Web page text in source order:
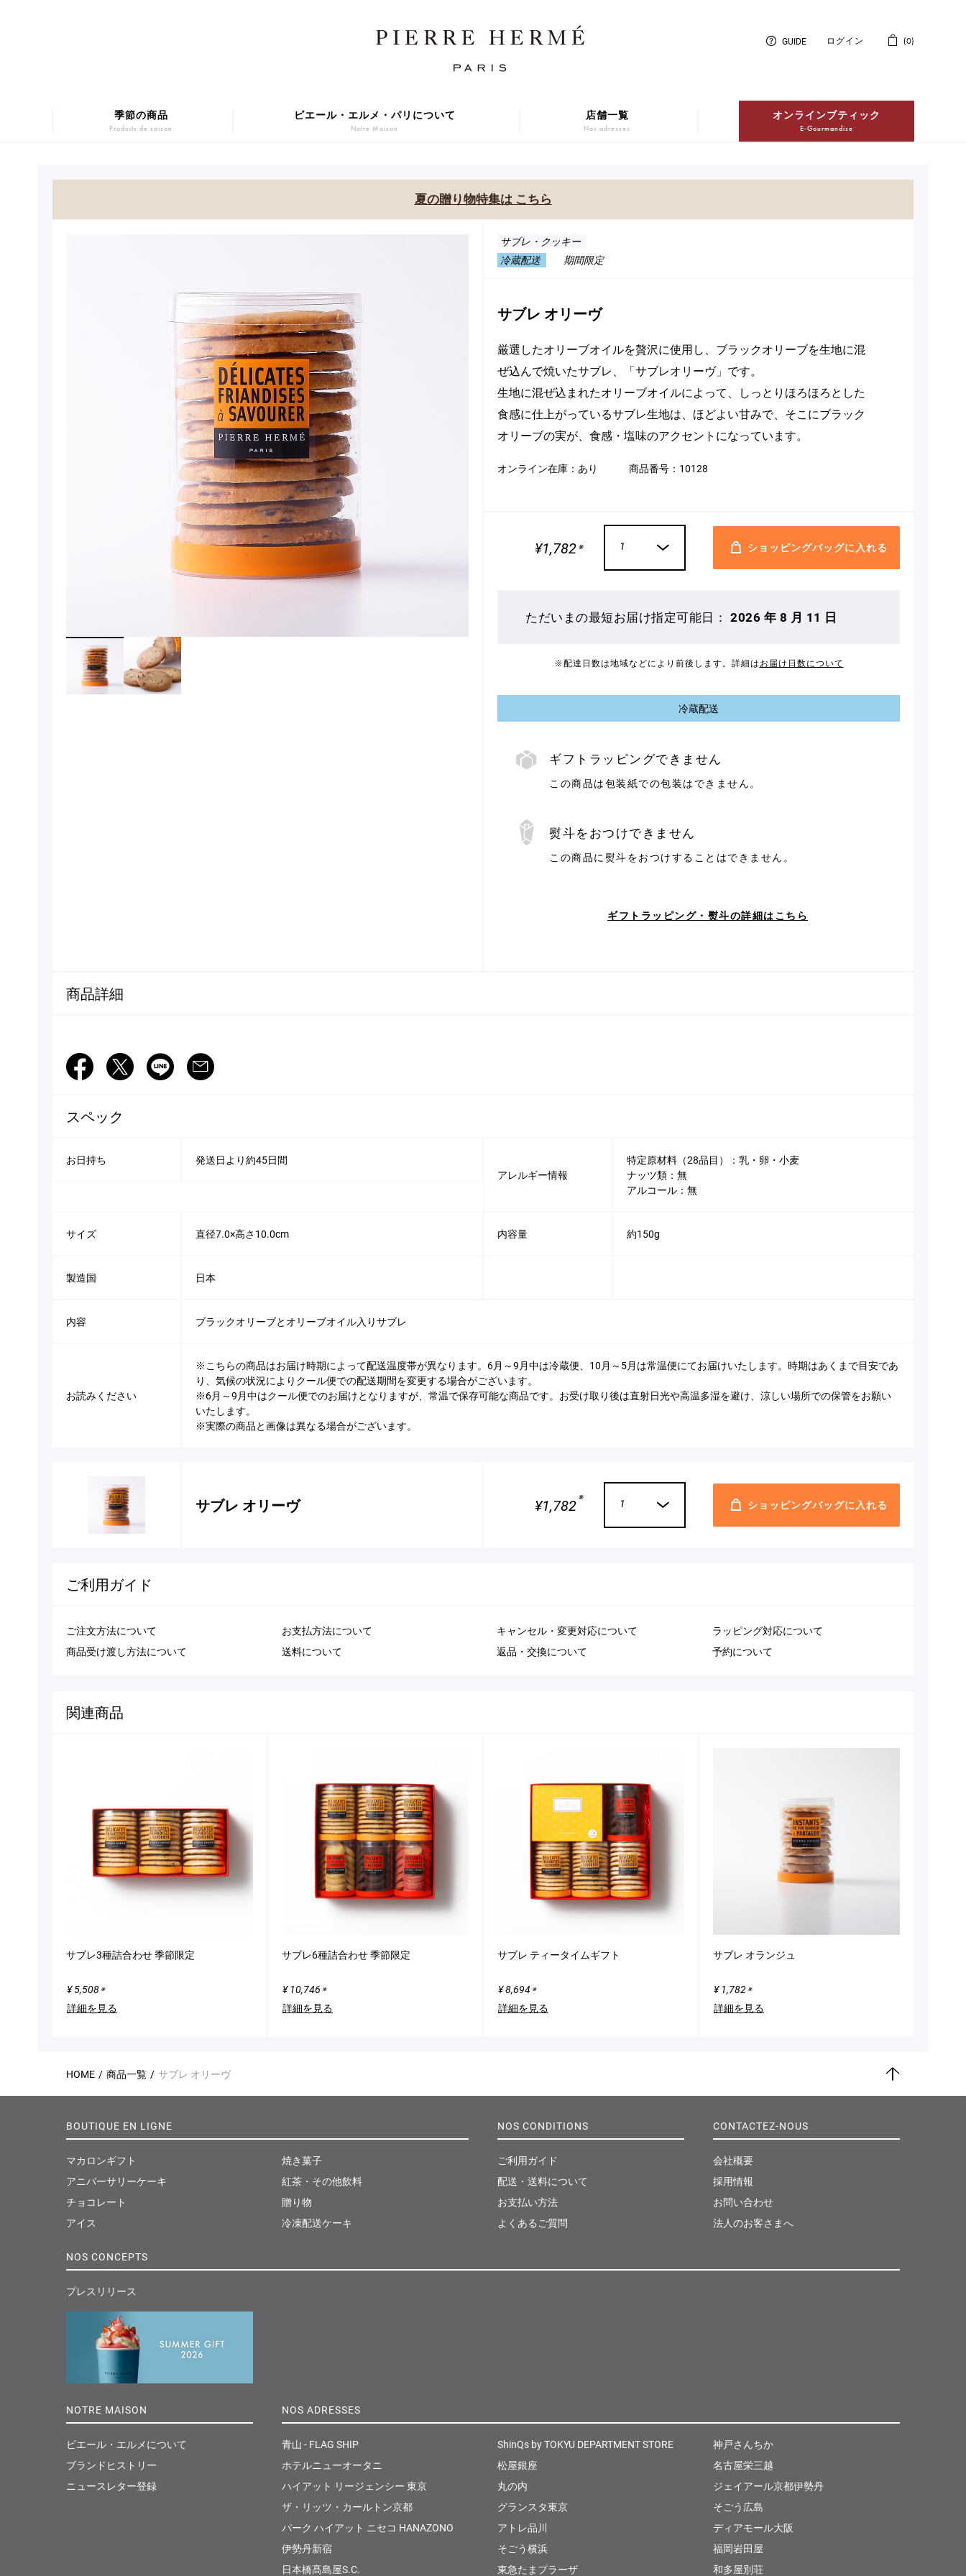
夏の贈り物特集は こちら
サブレ・クッキー
冷蔵配送
期間限定
サブレ オリーヴ
厳選したオリーブオイルを贅沢に使用し、ブラックオリーブを生地に混
ぜ込んで焼いたサブレ、「サブレオリーヴ」です。
生地に混ぜ込まれたオリーブオイルによって、しっとりほろほろとした
食感に仕上がっているサブレ生地は、ほどよい甘みで、そこにブラック
オリーブの実が、食感・塩味のアクセントになっています。
オンライン在庫： あり 商品番号： 10128
¥1,782※ 1 ショッピングバッグに入れる
ただいまの最短お届け指定可能日： 2026 年 8 月 11 日
※配達日数は地域などにより前後します。詳細はお届け日数について
冷蔵配送
ギフトラッピングできません
この商品は包装紙での包装はできません。
熨斗をおつけできません
この商品に熨斗をおつけすることはできません。
ギフトラッピング・熨斗の詳細はこちら
商品詳細
スペック
お日持ち
発送日より約45日間
アレルギー情報
特定原材料（28品目）：乳・卵・小麦
ナッツ類：無
アルコール：無
サイズ 直径7.0×高さ10.0cm 内容量 約150g
製造国 日本
内容 ブラックオリーブとオリーブオイル入りサブレ
お読みください
※こちらの商品はお届け時期によって配送温度帯が異なります。6月～9月中は冷蔵便、10月～5月は常温便にてお届けいたします。時期はあくまで目安であ
り、気候の状況によりクール便での配送期間を変更する場合がございます。
※6月～9月中はクール便でのお届けとなりますが、常温で保存可能な商品です。お受け取り後は直射日光や高温多湿を避け、涼しい場所での保管をお願い
いたします。
※実際の商品と画像は異なる場合がございます。
サブレ オリーヴ ¥1,782※ 1 ショッピングバッグに入れる
ご利用ガイド
ご注文方法について お支払方法について キャンセル・変更対応について
ラッピング対応について
商品受け渡し方法について
送料について 返品・交換について 予約について
関連商品
サブレ3種詰合わせ 季節限定
¥ 5,508 ※
詳細を見る
サブレ6種詰合わせ 季節限定
¥ 10,746 ※
詳細を見る
サブレ ティータイムギフト
¥ 8,694 ※
詳細を見る
サブレ オランジュ
¥ 1,782 ※
詳細を見る
HOME 商品一覧 サブレ オリーヴ
ッ
BOUTIQUE EN LIGNE
マカロンギフト
アニバーサリーケーキ
チョコレート
アイス
焼き菓子
紅茶・その他飲料
贈り物
冷凍配送ケーキ
NOS CONDITIONS
ご利用ガイド
配送・送料について
お支払い方法
よくあるご質問
CONTACTEZ-NOUS
会社概要
採用情報
お問い合わせ
法人のお客さまへ
NOS CONCEPTS
プレスリリース
NOTRE MAISON
ピエール・エルメについて
ブランドヒストリー
ニュースレター登録
NOS ADRESSES
青山 - FLAG SHIP
ホテルニューオータニ
ハイアット リージェンシー 東京
ザ・リッツ・カールトン京都
パーク ハイアット ニセコ HANAZONO
伊勢丹新宿
日本橋髙島屋S.C.
ShinQs by TOKYU DEPARTMENT STORE
松屋銀座
丸の内
グランスタ東京
アトレ品川
そごう横浜
東急たまプラーザ
神戸さんちか
名古屋栄三越
ジェイアール京都伊勢丹
そごう広島
ディアモール大阪
福岡岩田屋
和多屋別荘
季節の商品
Produits de saison
Pâtisseries Gift
ピエール・エルメ・パリについて
Notre Maison
店舗一覧
Nos adresses
オンラインブティック
E-Gourmandise
アイス
Glaces
ログイン
GUIDE 0